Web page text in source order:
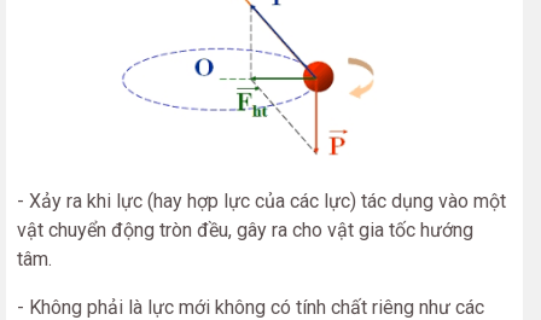
- Xảy ra khi lực (hay hợp lực của các lực) tác dụng vào một
vật chuyển động tròn đều, gây ra cho vật gia tốc hướng
tâm.
- Không phải là lực mới không có tính chất riêng như các